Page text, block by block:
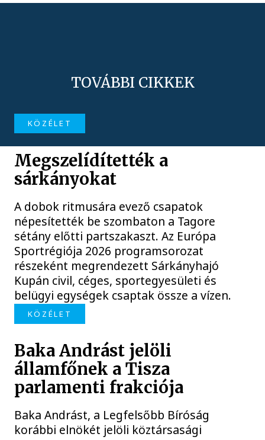
TOVÁBBI CIKKEK
KÖZÉLET
Megszelídítették a
sárkányokat
A dobok ritmusára evező csapatok
népesítették be szombaton a Tagore
sétány előtti partszakaszt. Az Európa
Sportrégiója 2026 programsorozat
részeként megrendezett Sárkányhajó
Kupán civil, céges, sportegyesületi és
belügyi egységek csaptak össze a vízen.
KÖZÉLET
Baka Andrást jelöli
államfőnek a Tisza
parlamenti frakciója
Baka Andrást, a Legfelsőbb Bíróság
korábbi elnökét jelöli köztársasági